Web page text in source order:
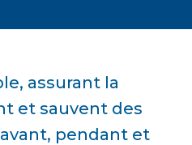
assurant la
et sauvent des
pendant et